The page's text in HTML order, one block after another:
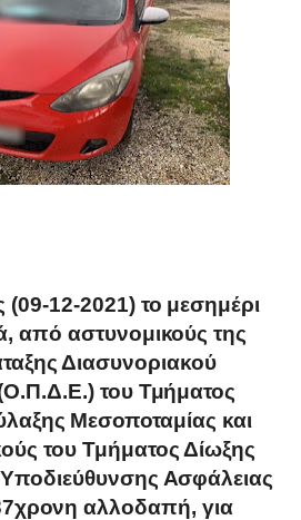
(09-12-2021) το μεσημέρι
από αστυνομικούς της
Διασυνοριακού
του Τμήματος
Μεσοποταμίας και
του Τμήματος Δίωξης
Ασφάλειας
αλλοδαπή, για